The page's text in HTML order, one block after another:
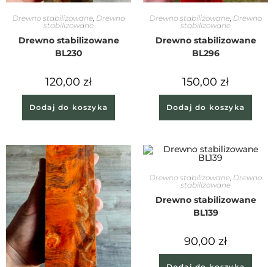
Drewno stabilizowane, Drewno
stabilizowane
Drewno stabilizowane
BL230
120,00 zł
Dodaj do koszyka
Drewno stabilizowane, Drewno
stabilizowane
Drewno stabilizowane
BL296
150,00 zł
Dodaj do koszyka
Drewno stabilizowane, Drewno
stabilizowane
Drewno stabilizowane
BL139
90,00 zł